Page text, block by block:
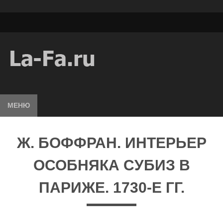
МЕНЮ
Ж. БОФФРАН. ИНТЕРЬЕР
ОСОБНЯКА СУБИЗ В
ПАРИЖЕ. 1730-Е ГГ.